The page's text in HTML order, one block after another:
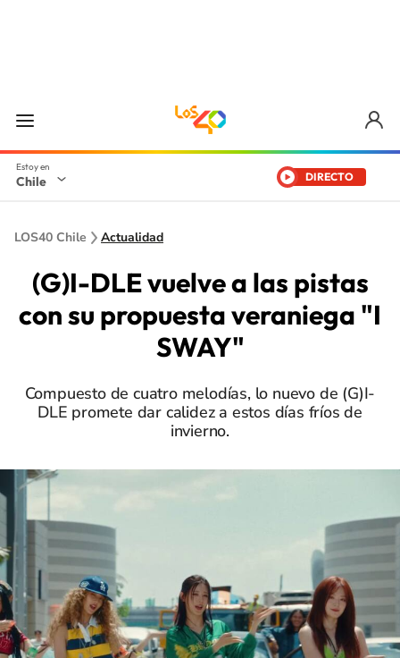
Chile DIRECTO
LOS40 Chile Actualidad
(G)I-DLE vuelve a las pistas
con su propuesta veraniega "I
SWAY"
Compuesto de cuatro melodías, lo nuevo de (G)I-
DLE promete dar calidez a estos días fríos de
invierno.